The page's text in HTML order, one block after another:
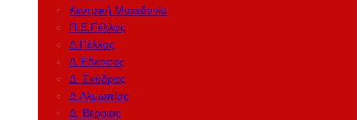
Κεντρική Μακεδονία
Π.Ε.Πέλλας
Δ.Πέλλας
Δ.Έδεσσας
Δ. Σκύδρας
Δ.Αλμωπίας
Δ. Βέροιας